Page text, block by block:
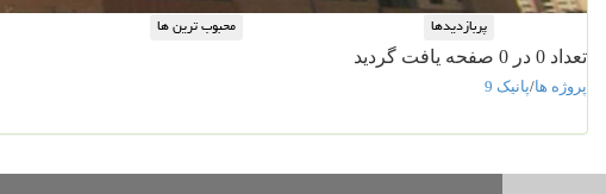
تعداد 0 در 0 صفحه یافت گردید
پروژه ها/پانیک 9